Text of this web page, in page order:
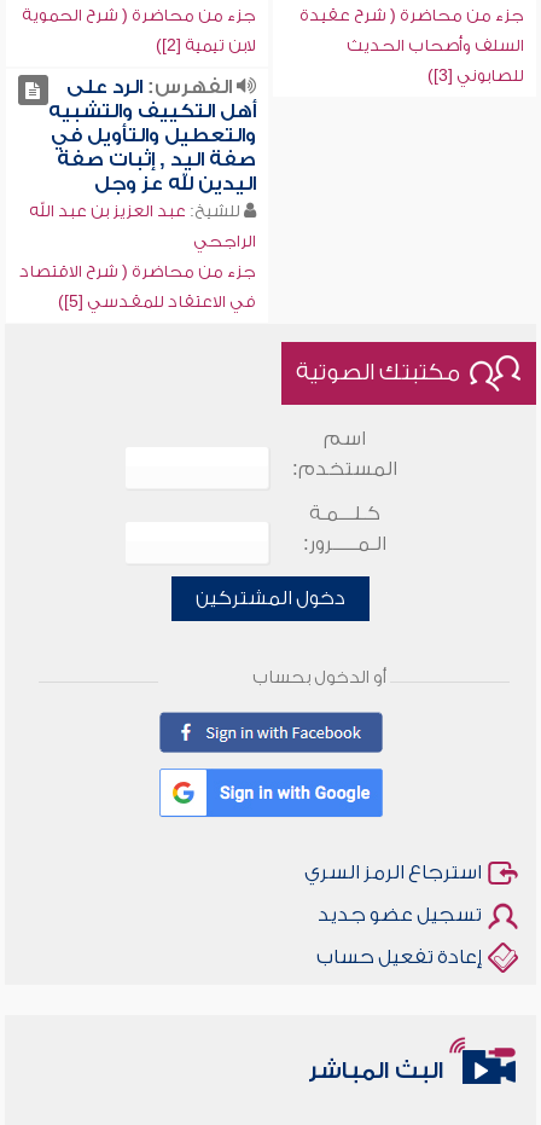
جزء من محاضرة ( شرح عقيدة
السلف وأصحاب الحديث
للصابوني [3])
جزء من محاضرة ( شرح الحموية
لابن تيمية [2])
الفهرس:الرد على
أهل التكييف والتشبيه
والتعطيل والتأويل في
صفة اليد , إثبات صفة
اليدين لله عز وجل
للشيخ: عبد العزيز بن عبد الله
الراجحي
جزء من محاضرة ( شرح الاقتصاد
في الاعتقاد للمقدسي [5])
مكتبتك الصوتية
اسم
المستخدم:
كـلـــمـة
الـمـــــرور:
دخول المشتركين
أو الدخول بحساب
استرجاع الرمز السري
تسجيل عضو جديد
إعادة تفعيل حساب
البث المباشر